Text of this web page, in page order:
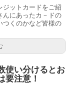
ジットカードをご紹
んにあったカ－ドの
つくのかなど皆様の
使い分けるとお
要注意！